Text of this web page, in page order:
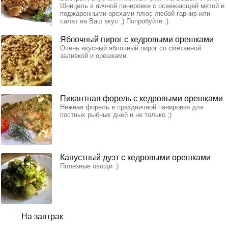
На завтрак
Шницель в яичной панировке с освежающей мятой и
поджаренными орехами плюс любой гарнир или
салат на Ваш вкус ;) Попробуйте :)
Яблочный пирог с кедровыми орешками
Очень вкусный яблочный пирог со сметанной
заливкой и орешками.
Пикантная форель с кедровыми орешками
Нежная форель в праздничной панировке для
постных рыбных дней и не только ;)
Капустный дуэт с кедровыми орешками
Полезные овощи :)